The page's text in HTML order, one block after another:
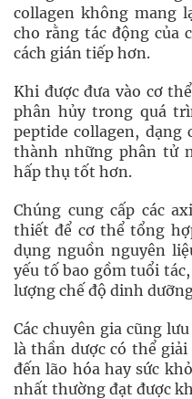
collagen không mang
cho rằng tác động của
cách gián tiếp hơn.
Khi được đưa vào cơ
phân hủy trong quá
peptide collagen, dạng
thành những phân tử
hấp thụ tốt hơn.
Chúng cung cấp các
thiết để cơ thể tổng
dụng nguồn nguyên
yếu tố bao gồm tuổi
lượng chế độ dinh
Các chuyên gia cũng
là thần dược có thể
đến lão hóa hay sức
nhất thường đạt được